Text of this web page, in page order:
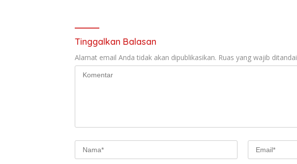
Tinggalkan Balasan
Alamat email Anda tidak akan dipublikasikan. Ruas yang wajib ditandai